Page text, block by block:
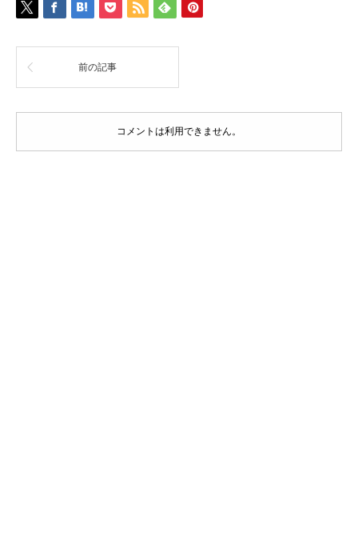
前の記事
コメントは利用できません。